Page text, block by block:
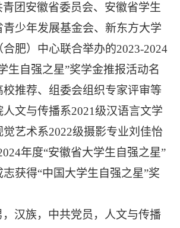
团安徽省委员会、安徽省学生
少年发展基金会、新东方大学
肥）中心联合举办的2023-2024
生自强之星”奖学金推报活动名
校推荐、组委会组织专家评审等
文与传播系2021级汉语言文学
觉艺术系2022级摄影专业刘佳怡
年度“安徽省大学生自强之星”
获得“中国大学生自强之星”奖
汉族，中共党员，人文与传播